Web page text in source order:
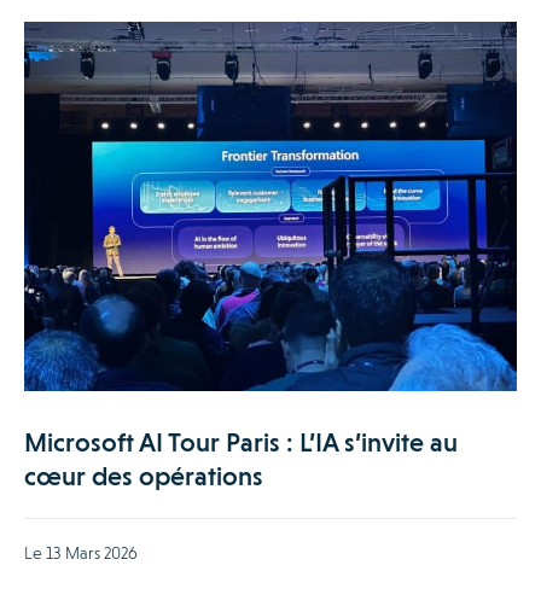
Microsoft AI Tour Paris : L’IA s’invite au
cœur des opérations
Le 13 Mars 2026